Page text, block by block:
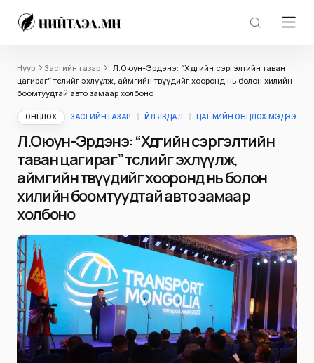
Нүүр Засгийн газар
Л.Оюун-Эрдэнэ: “Хөдөөгийн сэргэлтийн таван
цагираг” төслийг эхлүүлж, аймгийн төвүүдийг хооронд нь болон хилийн
боомтуудтай авто замаар холбоно
ОНЦЛОХ ЗАСГИЙН ГАЗАР ҮЙЛ ЯВДАЛ ЦАГ ҮЕИЙН ОНЦЛОХ МЭДЭЭ
Л.Оюун-Эрдэнэ: “Хөдөөгийн сэргэлтийн
таван цагираг” төслийг эхлүүлж,
аймгийн төвүүдийг хооронд нь болон
хилийн боомтуудтай авто замаар
холбоно